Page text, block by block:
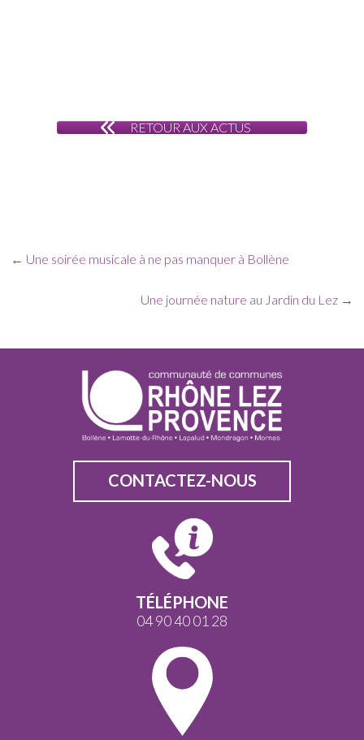
RETOUR AUX ACTUS
← Une soirée musicale à ne pas manquer à Bollène
Une journée nature au Jardin du Lez →
CONTACTEZ-NOUS
TÉLÉPHONE
04 90 40 01 28